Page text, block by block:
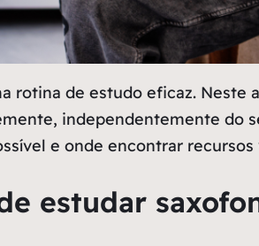
rotina de estudo eficaz.
independentemente do
e onde encontrar
estudar